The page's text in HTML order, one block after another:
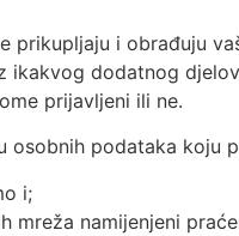
prikupljaju i obrađuju
dodatnog
prijavljeni ili ne.
osobnih podataka koju
i;
mreža namijenjeni